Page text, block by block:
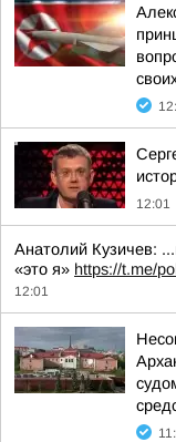
12:01
Анатолий Кузичев:
«это я» https://t.me/
12:01